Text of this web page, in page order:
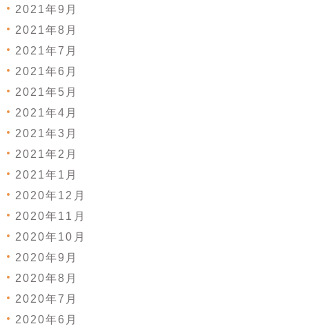
2021年9月
2021年8月
2021年7月
2021年6月
2021年5月
2021年4月
2021年3月
2021年2月
2021年1月
2020年12月
2020年11月
2020年10月
2020年9月
2020年8月
2020年7月
2020年6月